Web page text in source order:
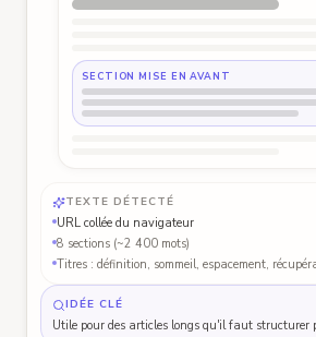
SECTION MISE EN AVANT
TEXTE DÉTECTÉ
URL collée du navigateur
8 sections (~2 400 mots)
Titres : définition, sommeil, espacement,
IDÉE CLÉ
Utile pour des articles longs qu'il faut structurer